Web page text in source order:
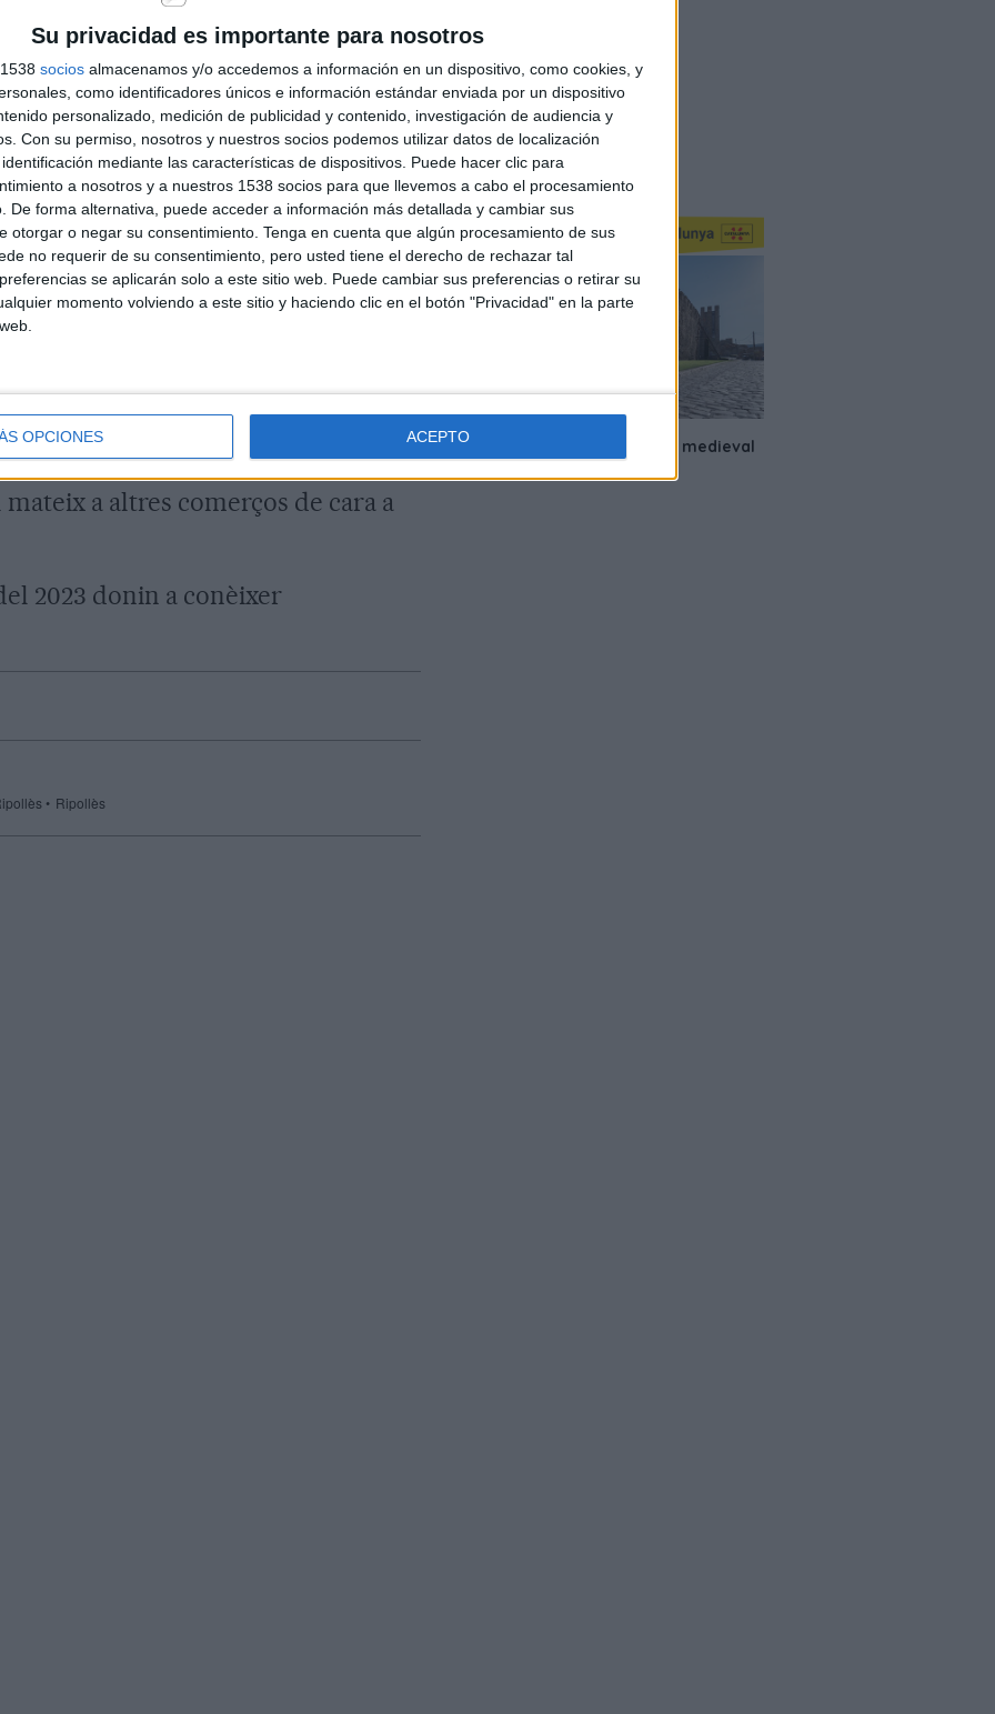
Su privacidad es importante para nosotros
socios almacenamos y/o accedemos a información en un dispositivo, como cookies, y
como identificadores únicos e información estándar enviada por un dispositivo
personalizado, medición de publicidad y contenido, investigación de audiencia y
Con su permiso, nosotros y nuestros socios podemos utilizar datos de localización
mediante las características de dispositivos. Puede hacer clic para
a nosotros y a nuestros 1538 socios para que llevemos a cabo el procesamiento
De forma alternativa, puede acceder a información más detallada y cambiar sus
otorgar o negar su consentimiento. Tenga en cuenta que algún procesamiento de sus
no requerir de su consentimiento, pero usted tiene el derecho de rechazar tal
se aplicarán solo a este sitio web. Puede cambiar sus preferencias o retirar su
momento volviendo a este sitio y haciendo clic en el botón "Privacidad" en la parte
OPCIONES ACEPTO
aspirants a guanyar el
que es valoren hi ha la retolació a
l'atenció al client, els escrits als
el llenguatge utilitzat a la pàgina
si és que en fan ús. La
també serà un aspecte a tenir en
assessorament gratuït sobre
el seu àmbit. I els que reuneixin
un segell de qualitat
impulsors és molt positiva, tenint
mai a la comarca. "No sabíem com
admet Mas, que afegeix que
a altres comerços de cara a
2023 donin a conèixer
Ripollès